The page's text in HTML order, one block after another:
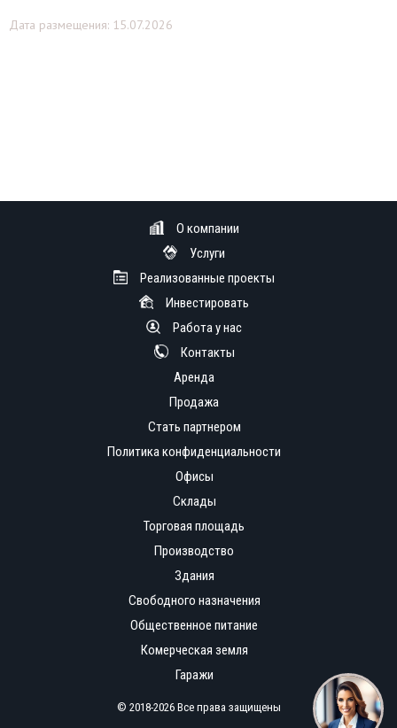
Дата размещения: 15.07.2026
О компании
Услуги
Реализованные проекты
Инвестировать
Работа у нас
Контакты
Аренда
Продажа
Стать партнером
Политика конфиденциальности
Офисы
Склады
Торговая площадь
Производство
Здания
Свободного назначения
Общественное питание
Комерческая земля
Гаражи
© 2018-2026 Все права защищены